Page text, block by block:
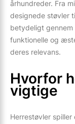
århundreder. Fra
designede støvler
betydeligt
funktionelle og
deres relevans.
Hvorfor
vigtige
Herrestøvler